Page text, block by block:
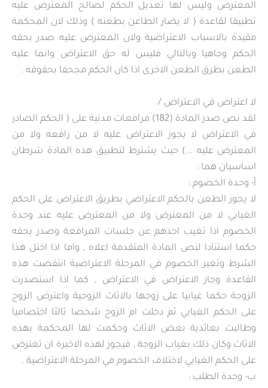
المعترض وليس لها تعديل الحكم لصالح المعترض عليه
تطبيقا لقاعدة ( لا يضار الطاعن بطعنه ) وذلك لان المحكمة
مقيدة بالاسباب الاعتراضية ولان المعترض عليه صدر بحقه
الحكم وجاهيا وبالتالي فليس له حق الاعتراض وانما عليه
الطعن بطرق الطعن الاخرى اذا كان الحكم مجحفا بحقوقه .
لا اعتراض في الاعتراض /
لقد نص صدر المادة (182) مرافعات مدنية على ( الحكم الصادر
في الاعتراض لا يجوز الاعتراض عليه لا من رافعه ولا من
المعترض عليه ...) حيث يشترط لتطبيق هذه المادة شرطان
اساسيان هما :
أ‌- وحدة الخصوم :
لا يجوز الطعن بالحكم الاعتراضي بطريق الاعتراض على الحكم
الغيابي لا من المعترض ولا من المعترض عليه عند وحدة
الخصوم اذا تغيب احدهم عن جلسات المرافعة وصدر بحقه
حكما استنادا لنص المادة المتقدمة اعلاه , واما اذا اختل هذا
الشرط وتغير الخصوم في المرحلة الاعتراضية انتقضت هذه
القاعدة وجاز الاعتراض في الاعتراض , كما اذا استصدرت
الزوجة حكما غيابيا على زوجها بالاثاث الزوجية واعترض الزوج
على الحكم الغيابي ثم دخلت ام الزوج شخصا ثالثا اختصاميا
وطالبت بعائدية بعض الاثاث وحكمت لها المحكمة بهذه
الاثاث وكان ذلك بغياب الزوجة , فيجوز لهذه الاخيرة ان تعترض
على الحكم الغيابي لاختلاف الخصوم في المرحلة الاعتراضية .
ب‌- وحدة الطلب :